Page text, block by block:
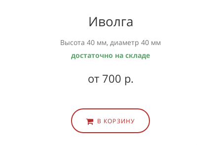
Иволга
Высота 40 мм, диаметр 40 мм
достаточно на складе
от 700 р.
В КОРЗИНУ